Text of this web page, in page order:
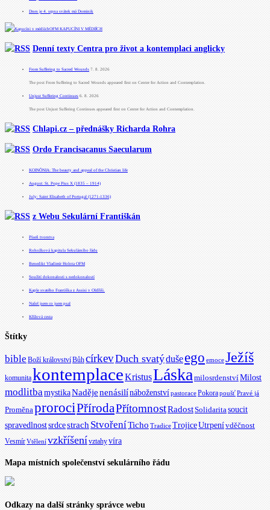
Dnes je 4. srpna svátek má Dominik
OFM KAPUCÍNI V MÉDIÍCH
Denní texty Centra pro život a kontemplaci anglicky
From Suffering to Sacred Wounds 7. 8. 2026
The post From Suffering to Sacred Wounds appeared first on Center for Action and Contemplation.
Unjust Suffering Continues 6. 8. 2026
The post Unjust Suffering Continues appeared first on Center for Action and Contemplation.
Chlapi.cz – přednášky Richarda Rohra
Ordo Francisacanus Saecularum
KOINÕNIA: The beauty and appeal of the Christian life
August: St. Pope Pius X (1835 – 1914)
July: Saint Elisabeth of Portugal (1271-1336)
z Webu Sekulární Františkán
Píseň tvorstva
Rohožková kapitula Sekulárního řádu
Benedikt Vladimír Holota OFM
Soužití dokonalosti s nedokonalostí
Kaple svatého Františka z Assisi v Oldřiši.
Našel jsem co jsem psal
Křížová cesta
Štítky
bible Boží královstvíBůhcírkevDuch svatýdušeego emoceJežíš
komunitakontemplaceKristusLáska milosrdenstvíMilost
modlitbamystikaNadějenenásilínáboženstvípastoracePokorapoušťPravé já
Proměna prorociPřírodaPřítomnostRadostSolidaritasoucit
spravedlnostsrdcestrach StvořeníTicho TradiceTrojiceUtrpenívděčnost
VesmírVtělenívzkříšenívztahyvíra
Mapa místních společenství sekulárního řádu
Odkazy na další stránky správce webu